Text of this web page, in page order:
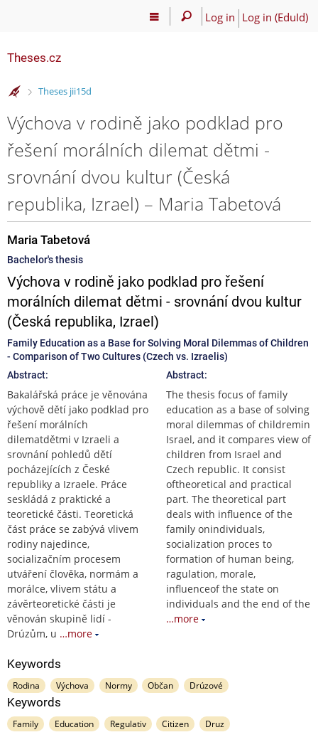
Log in Log in (EduId)
Theses.cz
>
Theses jii15d
Výchova v rodině jako podklad pro
řešení morálních dilemat dětmi -
srovnání dvou kultur (Česká
republika, Izrael) – Maria Tabetová
Maria Tabetová
Bachelor's thesis
Výchova v rodině jako podklad pro řešení
morálních dilemat dětmi - srovnání dvou kultur
(Česká republika, Izrael)
Family Education as a Base for Solving Moral Dilemmas of Children
- Comparison of Two Cultures (Czech vs. Izraelis)
Abstract:
Bakalářská práce je věnována
výchově dětí jako podklad pro
řešení morálních
dilematdětmi v Izraeli a
srovnání pohledů dětí
pocházejících z České
republiky a Izraele. Práce
seskládá z praktické a
teoretické části. Teoretická
část práce se zabývá vlivem
rodiny najedince,
socializačním procesem
utváření člověka, normám a
morálce, vlivem státu a
závěrteoretické části je
věnován skupině lidí -
Drúzům, u …more
Abstract:
The thesis focus of family
education as a base of solving
moral dilemmas of childremin
Israel, and it compares view of
children from Israel and
Czech republic. It consist
oftheoretical and practical
part. The theoretical part
deals with influence of the
family onindividuals,
socialization proces to
formation of human being,
ragulation, morale,
influenceof the state on
individuals and the end of the
…more
Keywords
Rodina Výchova Normy Občan Drúzové
Keywords
Family Education Regulativ Citizen Druz